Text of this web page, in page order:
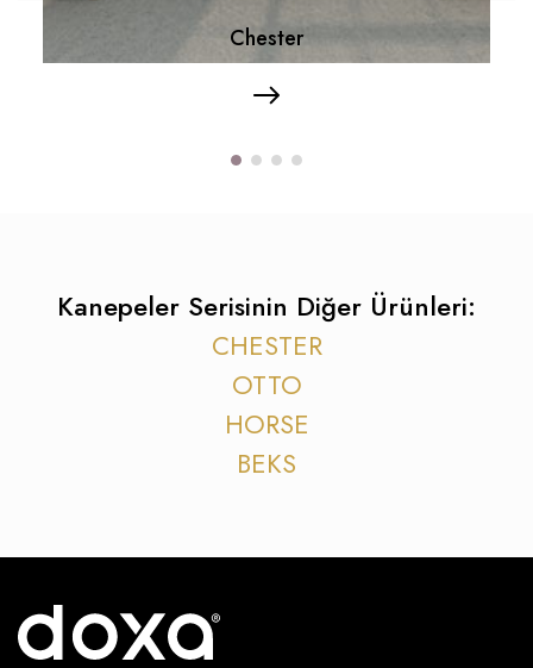
Chester
Kanepeler Serisinin Diğer Ürünleri:
CHESTER
OTTO
HORSE
BEKS